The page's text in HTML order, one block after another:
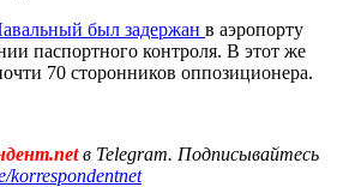
был задержан в аэропорту
паспортного контроля. В этот же
70 сторонников оппозиционера.
в Telegram. Подписывайтесь
korrespondentnet